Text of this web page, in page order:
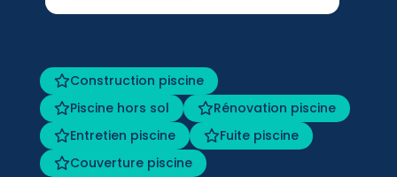
Construction piscine
Piscine hors sol
Rénovation piscine
Entretien piscine
Fuite piscine
Couverture piscine